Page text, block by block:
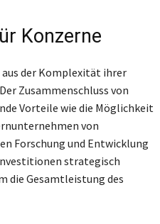
Konzerne
der Komplexität ihrer
Zusammenschluss von
Vorteile wie die Möglichkeit
von
Forschung und Entwicklung
strategisch
die Gesamtleistung des